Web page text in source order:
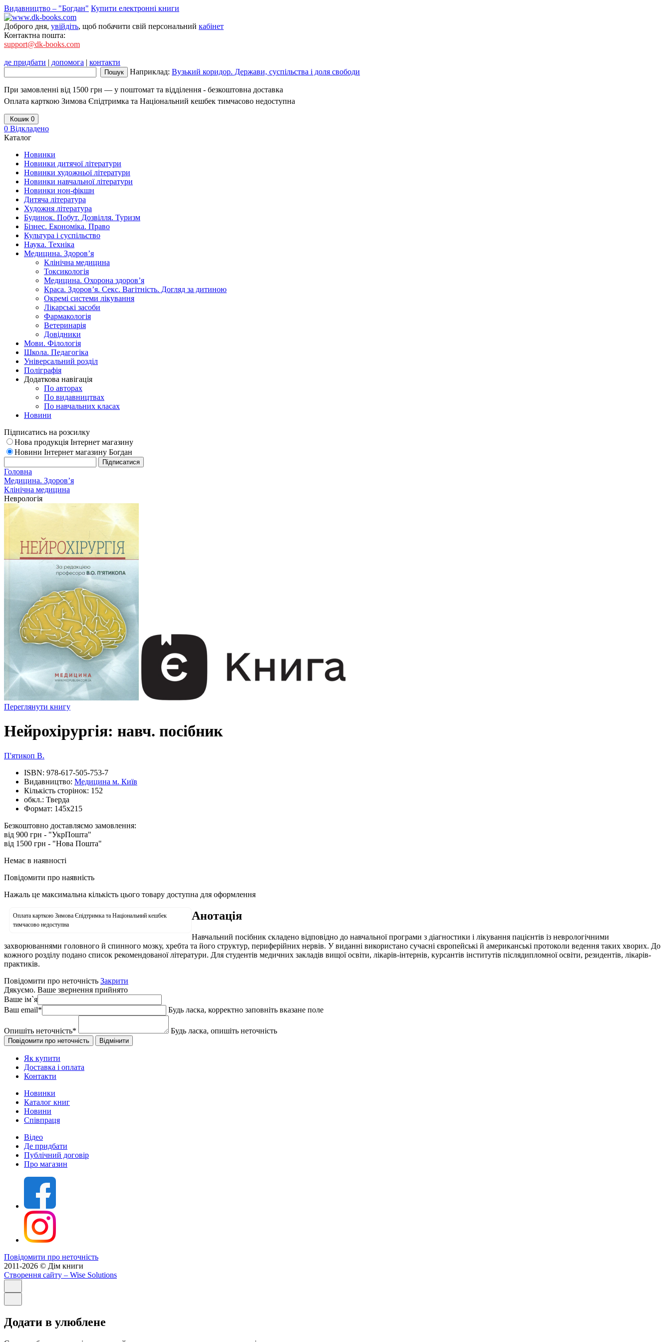
Видавництво – "Богдан" Купити електронні книги
Доброго дня, увійдіть, щоб побачити свій персональний кабінет
Контактна пошта:
support@dk-books.com
де придбати | допомога | контакти
Наприклад: Вузький коридор. Держави, суспільства і доля свободи
При замовленні від 1500 грн — у поштомат та відділення - безкоштовна доставка
Оплата карткою Зимова Єпідтримка та Національний кешбек тимчасово недоступна
Кошик 0
0 Відкладено
Каталог
Новинки
Новинки дитячої літератури
Новинки художньої літератури
Новинки навчальної літератури
Новинки нон-фікшн
Дитяча література
Художня література
Будинок. Побут. Дозвілля. Туризм
Бізнес. Економіка. Право
Культура і суспільство
Наука. Техніка
Медицина. Здоров’я
Клінічна медицина
Токсикологія
Медицина. Охорона здоров’я
Краса. Здоров’я. Секс. Вагітність. Догляд за дитиною
Окремі системи лікування
Лікарські засоби
Фармакологія
Ветеринарія
Довідники
Мови. Філологія
Школа. Педагогіка
Універсальний розділ
Поліграфія
Додаткова навігація
По авторах
По видавництвах
По навчальних класах
Новини
Підписатись на розсилку
Нова продукція Інтернет магазину
Новини Інтернет магазину Богдан
Головна
Медицина. Здоров’я
Клінічна медицина
Неврологія
Переглянути книгу
Нейрохірургія: навч. посібник
П'ятикоп В.
ISBN: 978-617-505-753-7
Видавництво: Медицина м. Київ
Кількість сторінок: 152
обкл.: Тверда
Формат: 145х215
Безкоштовно доставляємо замовлення:
від 900 грн - "УкрПошта"
від 1500 грн - "Нова Пошта"
Немає в наявності
Повідомити про наявність
Нажаль це максимальна кількість цього товару доступна для оформлення
Оплата карткою Зимова Єпідтримка та Національний кешбек
тимчасово недоступна
Анотація
Навчальний посібник складено відповідно до навчальної програми з діагностики і лікування пацієнтів із неврологічними
захворюваннями головного й спинного мозку, хребта та його структур, периферійних нервів. У виданні використано сучасні європейські й американські протоколи ведення таких хворих. До
кожного розділу подано список рекомендованої літератури. Для студентів медичних закладів вищої освіти, лікарів-інтернів, курсантів інститутів післядипломної освіти, резидентів, лікарів-
практиків.
Повідомити про неточність Закрити
Дякуємо. Ваше звернення прийнято
Ваше ім`я
Ваш email* Будь ласка, корректно заповніть вказане поле
Опишіть неточність* Будь ласка, опишіть неточність
Як купити
Доставка і оплата
Контакти
Новинки
Каталог книг
Новини
Співпраця
Відео
Де придбати
Публічний договір
Про магазин
Повідомити про неточність
2011-2026 © Дім книги
Створення сайту – Wise Solutions
Додати в улюблене